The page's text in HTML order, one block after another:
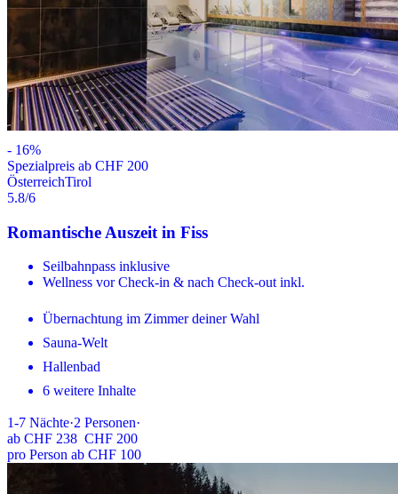
- 16%
Spezialpreis ab CHF 200
ÖsterreichTirol
5.8/6
Romantische Auszeit in Fiss
Seilbahnpass inklusive
Wellness vor Check-in & nach Check-out inkl.
Übernachtung im Zimmer deiner Wahl
Sauna-Welt
Hallenbad
6 weitere Inhalte
1-7 Nächte·2 Personen·
ab CHF 238 CHF 200
pro Person ab CHF 100